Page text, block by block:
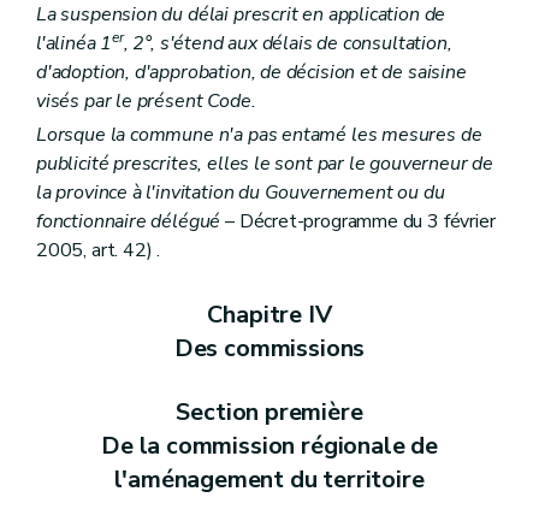
Art. 122
Art. 123
Section 7 De la dispense de la procédure d'évaluation des incidences sur l'environnement
Art. 124
Art. 125
Section 8 Des constructions groupées
Art. 126
Section 9
Des permis sollicités par une personne de droit public ou relatifs à des travaux d'utilité publique, de leur introduction et de leur instruction
Art. 127
Section 10 (Des dispositions particulières au permis de lotir, au permis d'urbanisme, ainsi qu'aux actes et travaux impliquant une modification à la voirie communale ou aux réseaux s'y rapportant – Décret-programme du 3 février 2005, art. 88)
Art. 128
Art. 130
Art. 131
Art. 132
Section 12 Des dispositions diverses
Art. 133
Art. 134
Art. 135
Art. 136
La suspension du délai prescrit en application de
l'alinéa 1er, 2°, s'étend aux délais de consultation,
d'adoption, d'approbation, de décision et de saisine
visés par le présent Code.
Lorsque la commune n'a pas entamé les mesures de
publicité prescrites, elles le sont par le gouverneur de
la province à l'invitation du Gouvernement ou du
fonctionnaire délégué – Décret-programme du 3 février
2005, art. 42) .
Chapitre IV
Des commissions
Section première
De la commission régionale de
l'aménagement du territoire